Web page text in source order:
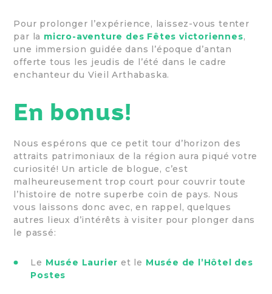
Pour prolonger l’expérience, laissez-vous tenter
par la micro-aventure des Fêtes victoriennes,
une immersion guidée dans l’époque d’antan
offerte tous les jeudis de l’été dans le cadre
enchanteur du Vieil Arthabaska.
En bonus!
Nous espérons que ce petit tour d’horizon des
attraits patrimoniaux de la région aura piqué votre
curiosité! Un article de blogue, c’est
malheureusement trop court pour couvrir toute
l’histoire de notre superbe coin de pays. Nous
vous laissons donc avec, en rappel, quelques
autres lieux d’intérêts à visiter pour plonger dans
le passé:
Le Musée Laurier et le Musée de l’Hôtel des
Postes